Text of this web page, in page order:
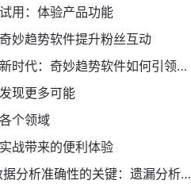
用：体验产品功能
妙趋势软件提升粉丝互动
时代：奇妙趋势软件如何引领潮
现更多可能
个领域
战带来的便利体验
分析准确性的关键：遗漏分析及